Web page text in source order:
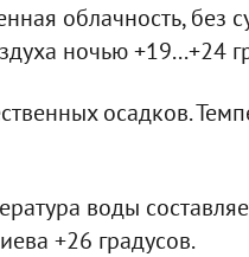
облачность, без
ночью +19...+24
осадков.
воды
+26 градусов.